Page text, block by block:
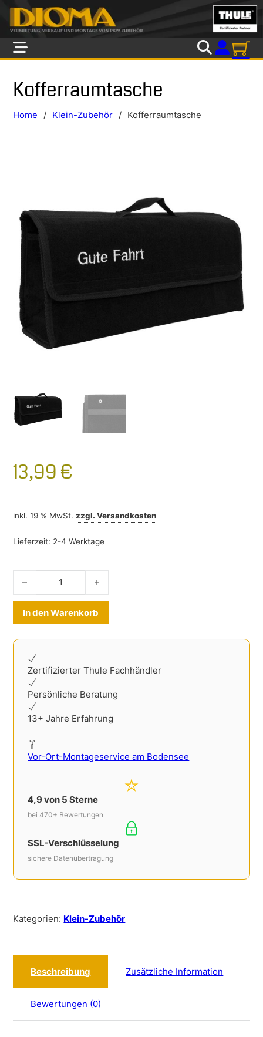
Skip to main content
Skip to footer
Kofferraumtasche
Home / Klein-Zubehör / Kofferraumtasche
13,99 €
inkl. 19 % MwSt. zzgl.Versandkosten
Lieferzeit: 2-4 Werktage
Kofferraumtasche Menge
In den Warenkorb
Zertifizierter Thule Fachhändler
Persönliche Beratung
13+ Jahre Erfahrung
Vor-Ort-Montageservice am Bodensee
4,9 von 5 Sterne
bei 470+ Bewertungen
SSL-Verschlüsselung
sichere Datenübertragung
Kategorien: Klein-Zubehör
Beschreibung Zusätzliche Information
Bewertungen (0)